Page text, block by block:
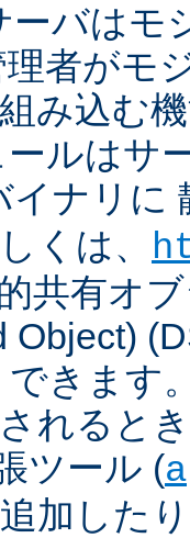
ーバはモ
者がモ
み込む
ルはサ
イナリに
くは、
共有オ
Object)
きます
れると
ツール (
加した